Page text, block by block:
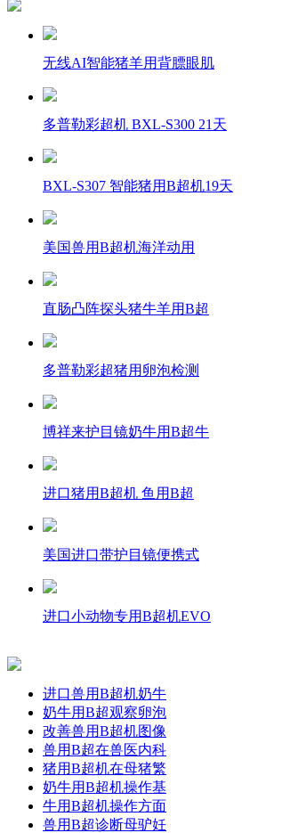
无线AI智能猪羊用背膘眼肌
多普勒彩超机 BXL-S300 21天
BXL-S307 智能猪用B超机19天
美国兽用B超机海洋动用
直肠凸阵探头猪牛羊用B超
多普勒彩超猪用卵泡检测
博祥来护目镜奶牛用B超牛
进口猪用B超机 鱼用B超
美国进口带护目镜便携式
进口小动物专用B超机EVO
进口兽用B超机奶牛
奶牛用B超观察卵泡
改善兽用B超机图像
兽用B超在兽医内科
猪用B超机在母猪繁
奶牛用B超机操作基
牛用B超机操作方面
兽用B超诊断母驴妊